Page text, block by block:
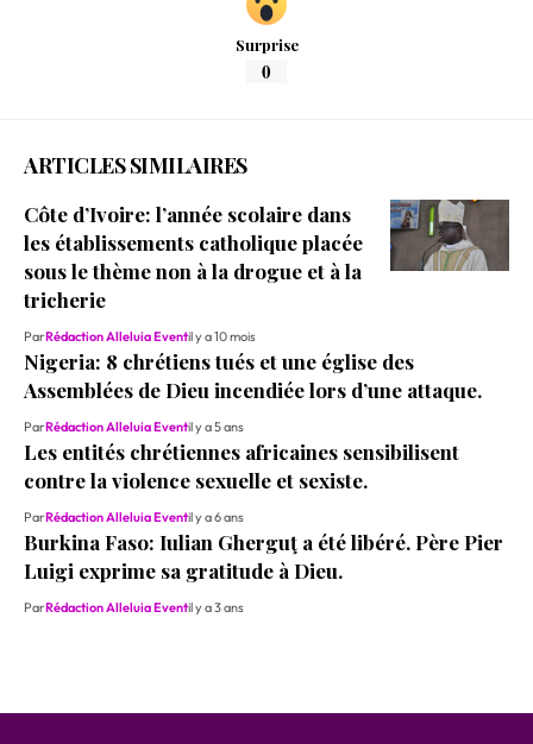
Surprise
0
ARTICLES SIMILAIRES
Côte d’Ivoire: l’année scolaire dans
les établissements catholique placée
sous le thème non à la drogue et à la
tricherie
ParRédaction Alleluia Eventil y a 10 mois
Nigeria: 8 chrétiens tués et une église des
Assemblées de Dieu incendiée lors d’une attaque.
ParRédaction Alleluia Eventil y a 5 ans
Les entités chrétiennes africaines sensibilisent
contre la violence sexuelle et sexiste.
ParRédaction Alleluia Eventil y a 6 ans
Burkina Faso: Iulian Gherguţ a été libéré. Père Pier
Luigi exprime sa gratitude à Dieu.
ParRédaction Alleluia Eventil y a 3 ans